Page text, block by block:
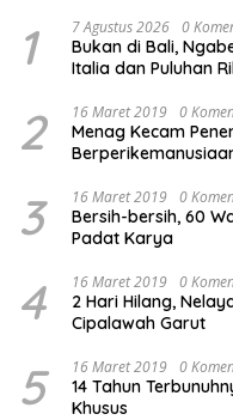
1 7 Agustus 2026 0
Bukan di Bali,
Italia dan Puluhan
2 16 Maret 2019 0
Menag Kecam
3 16 Maret 2019 0
Bersih-bersih, 60
Padat Karya
4 16 Maret 2019 0
2 Hari Hilang,
Cipalawah Garut
5 16 Maret 2019 0
14 Tahun
Khusus